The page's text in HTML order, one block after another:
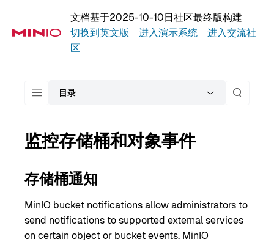
文档基于2025-10-10日社区最终版构建
切换到英文版
进入演示系统
进入交流社
区
目录
监控存储桶和对象事件
存储桶通知
MinIO bucket notifications allow administrators to
send notifications to supported external services
on certain object or bucket events. MinIO